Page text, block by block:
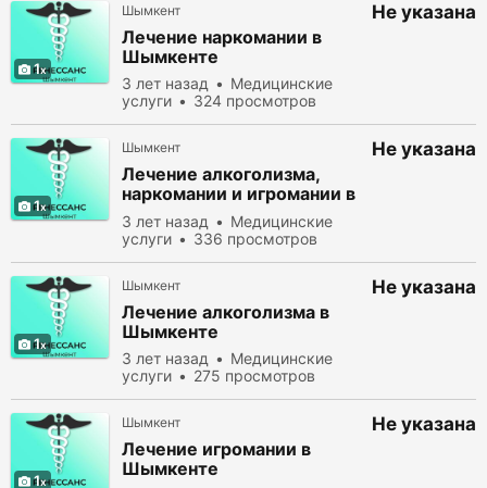
1
Шымкент
Лечение наркомании в
Шымкенте
3 лет назад
Медицинские
услуги
324 просмотров
Не указана
1
Шымкент
Лечение алкоголизма,
наркомании и игромании в
Шымкенте
3 лет назад
Медицинские
услуги
336 просмотров
Не указана
1
Шымкент
Лечение алкоголизма в
Шымкенте
3 лет назад
Медицинские
услуги
275 просмотров
Не указана
1
Шымкент
Лечение игромании в
Шымкенте
Не указана